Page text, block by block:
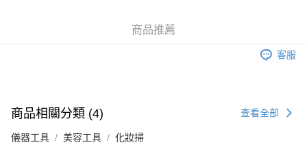
每筆HK$20.00，滿HK$100.00或以上免運費
運費表
商品推薦
客服
商品相關分類 (4) 查看全部
儀器工具 美容工具 化妝掃